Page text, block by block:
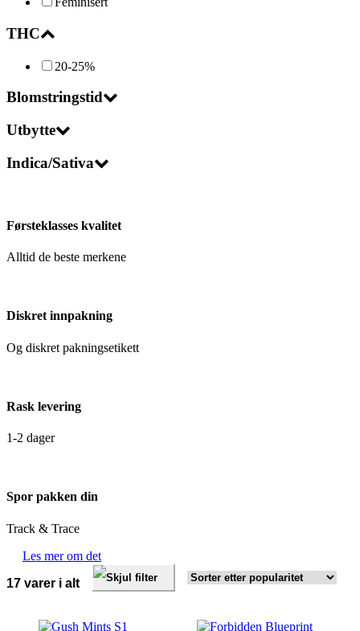
THC
20-25%
Blomstringstid
Utbytte
Indica/Sativa
Førsteklasses kvalitet
Alltid de beste merkene
Diskret innpakning
Og diskret pakningsetikett
Rask levering
1-2 dager
Spor pakken din
Track & Trace
Les mer om det
17 varer i altSortertSkjul filter
Dette
Dette